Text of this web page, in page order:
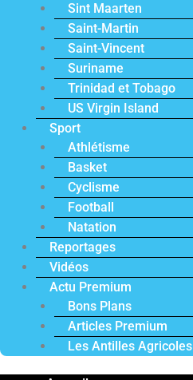
Sint Maarten
Saint-Martin
Saint-Vincent
Suriname
Trinidad et Tobago
US Virgin Island
Sport
Athlétisme
Basket
Cyclisme
Football
Natation
Reportages
Vidéos
Actu Premium
Bons Plans
Articles Premium
Les Antilles Agricoles